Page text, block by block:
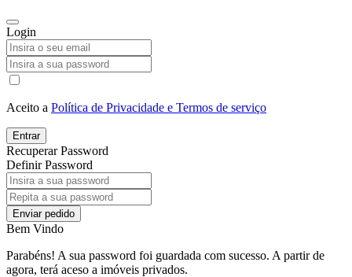
Login
Aceito a Política de Privacidade e Termos de serviço
Entrar
Recuperar Password
Definir Password
Enviar pedido
Bem Vindo
Parabéns! A sua password foi guardada com sucesso. A partir de
agora, terá aceso a imóveis privados.